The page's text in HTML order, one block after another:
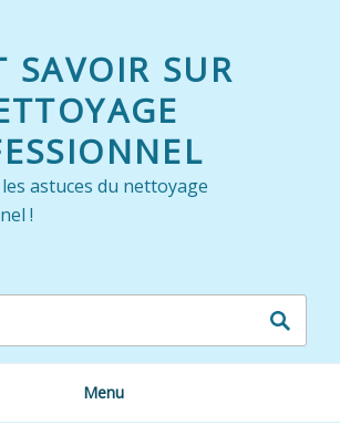
SAVOIR SUR
astuces du nettoyage
!
Menu